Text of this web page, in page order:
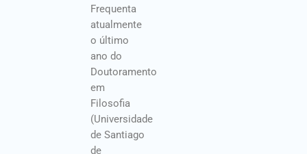
Frequenta
atualmente
o último
ano do
Doutoramento
em
Filosofia
(Universidade
de Santiago
de